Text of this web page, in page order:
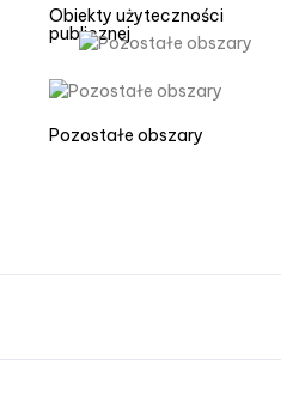
Obiekty użyteczności
publicznej
Pozostałe obszary